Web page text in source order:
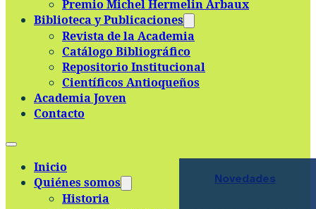
Skip to main contentSkip to footer
Premio Michel Hermelin Arbaux
Biblioteca y Publicaciones
Revista de la Academia
Catálogo Bibliográfico
Repositorio Institucional
Científicos Antioqueños
Academia Joven
Contacto
Inicio
Quiénes somos
Historia
Novedades